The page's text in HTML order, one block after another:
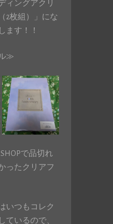
ィングアクリ
2枚組）」にな
ます！！
≫
で品切れ
ったクリアフ
いつもコレク
ているので、